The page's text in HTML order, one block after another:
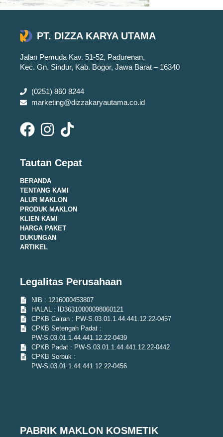
PT. DIZZA KARYA UTAMA
Jalan Pemuda Kav. 51-52, Padurenan,
Kec. Gn. Sindur, Kab. Bogor, Jawa Barat – 16340
(0251) 860 8244
marketing@dizzakaryautama.co.id
Tautan Cepat
BERANDA
TENTANG KAMI
ALUR MAKLON
PRODUK MAKLON
KLIEN KAMI
HARGA PAKET
DUKUNGAN
ARTIKEL
Legalitas Perusahaan
NIB : 1216000453807
HALAL : ID36310000098060121
CPKB Cairan : PW-S.03.01.1.44.441.12.22-0457
CPKB Setengah Padat :
PW-S.03.01.1.44.441.12.22-0439
CPKB Padat : PW-S.03.01.1.44.441.12.22-0442
CPKB Serbuk :
PW-S.03.01.1.44.441.12.22-0456
PABRIK MAKLON KOSMETIK